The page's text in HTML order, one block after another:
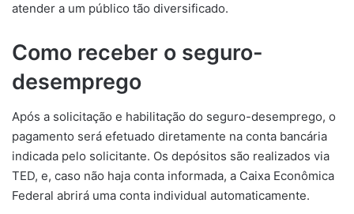
atender a um público tão diversificado.
Como receber o seguro-
desemprego
Após a solicitação e habilitação do seguro-desemprego, o
pagamento será efetuado diretamente na conta bancária
indicada pelo solicitante. Os depósitos são realizados via
TED, e, caso não haja conta informada, a Caixa Econômica
Federal abrirá uma conta individual automaticamente.